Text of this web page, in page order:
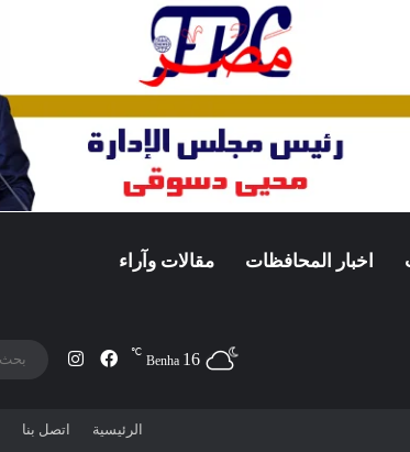
اخبار المحافظات مقالات وآراء
Benha 16
℃ فيسبوكانستقرام
الرئيسية اتصل بنا